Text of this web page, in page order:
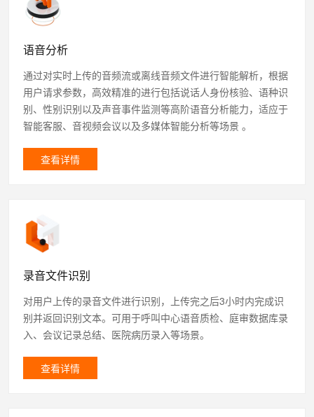
语音分析
通过对实时上传的音频流或离线音频文件进行智能解析，根据
用户请求参数，高效精准的进行包括说话人身份核验、语种识
别、性别识别以及声音事件监测等高阶语音分析能力，适应于
智能客服、音视频会议以及多媒体智能分析等场景 。
查看详情
录音文件识别
对用户上传的录音文件进行识别，上传完之后3小时内完成识
别并返回识别文本。可用于呼叫中心语音质检、庭审数据库录
入、会议记录总结、医院病历录入等场景。
查看详情